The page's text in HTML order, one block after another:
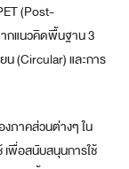
(Post-
ากแนวคิดพื้นฐาน 3
น (Circular) และการ
งภาคส่วนต่างๆ ใน
เพื่อสนับสนุนการใช้